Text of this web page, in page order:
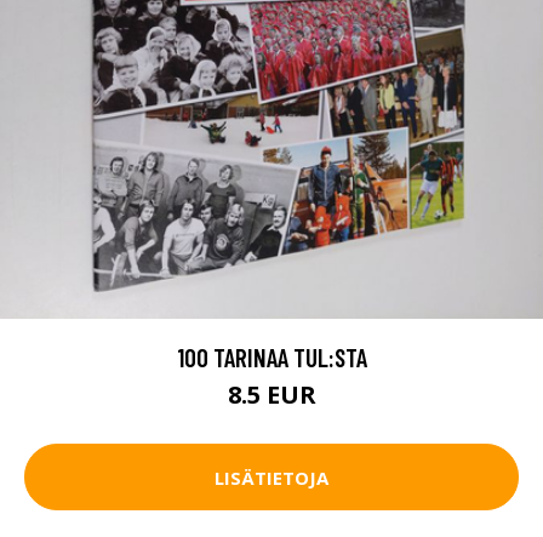
100 TARINAA TUL:STA
8.5 EUR
LISÄTIETOJA